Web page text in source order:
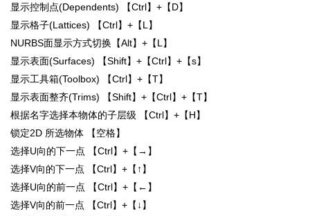
显示控制点(Dependents) 【Ctrl】+【D】
显示格子(Lattices) 【Ctrl】+【L】
NURBS面显示方式切换【Alt】+【L】
显示表面(Surfaces) 【Shift】+【Ctrl】+【s】
显示工具箱(Toolbox) 【Ctrl】+【T】
显示表面整齐(Trims) 【Shift】+【Ctrl】+【T】
根据名字选择本物体的子层级 【Ctrl】+【H】
锁定2D 所选物体 【空格】
选择U向的下一点 【Ctrl】+【→】
选择V向的下一点 【Ctrl】+【↑】
选择U向的前一点 【Ctrl】+【←】
选择V向的前一点 【Ctrl】+【↓】